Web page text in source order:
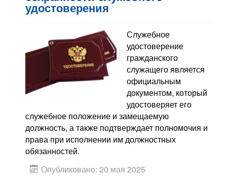
удостоверения
Служебное
удостоверение
гражданского
служащего является
официальным
документом, который
удостоверяет его
служебное положение и замещаемую
должность, а также подтверждает полномочия и
права при исполнении им должностных
обязанностей.
Опубликовано: 20 мая 2025